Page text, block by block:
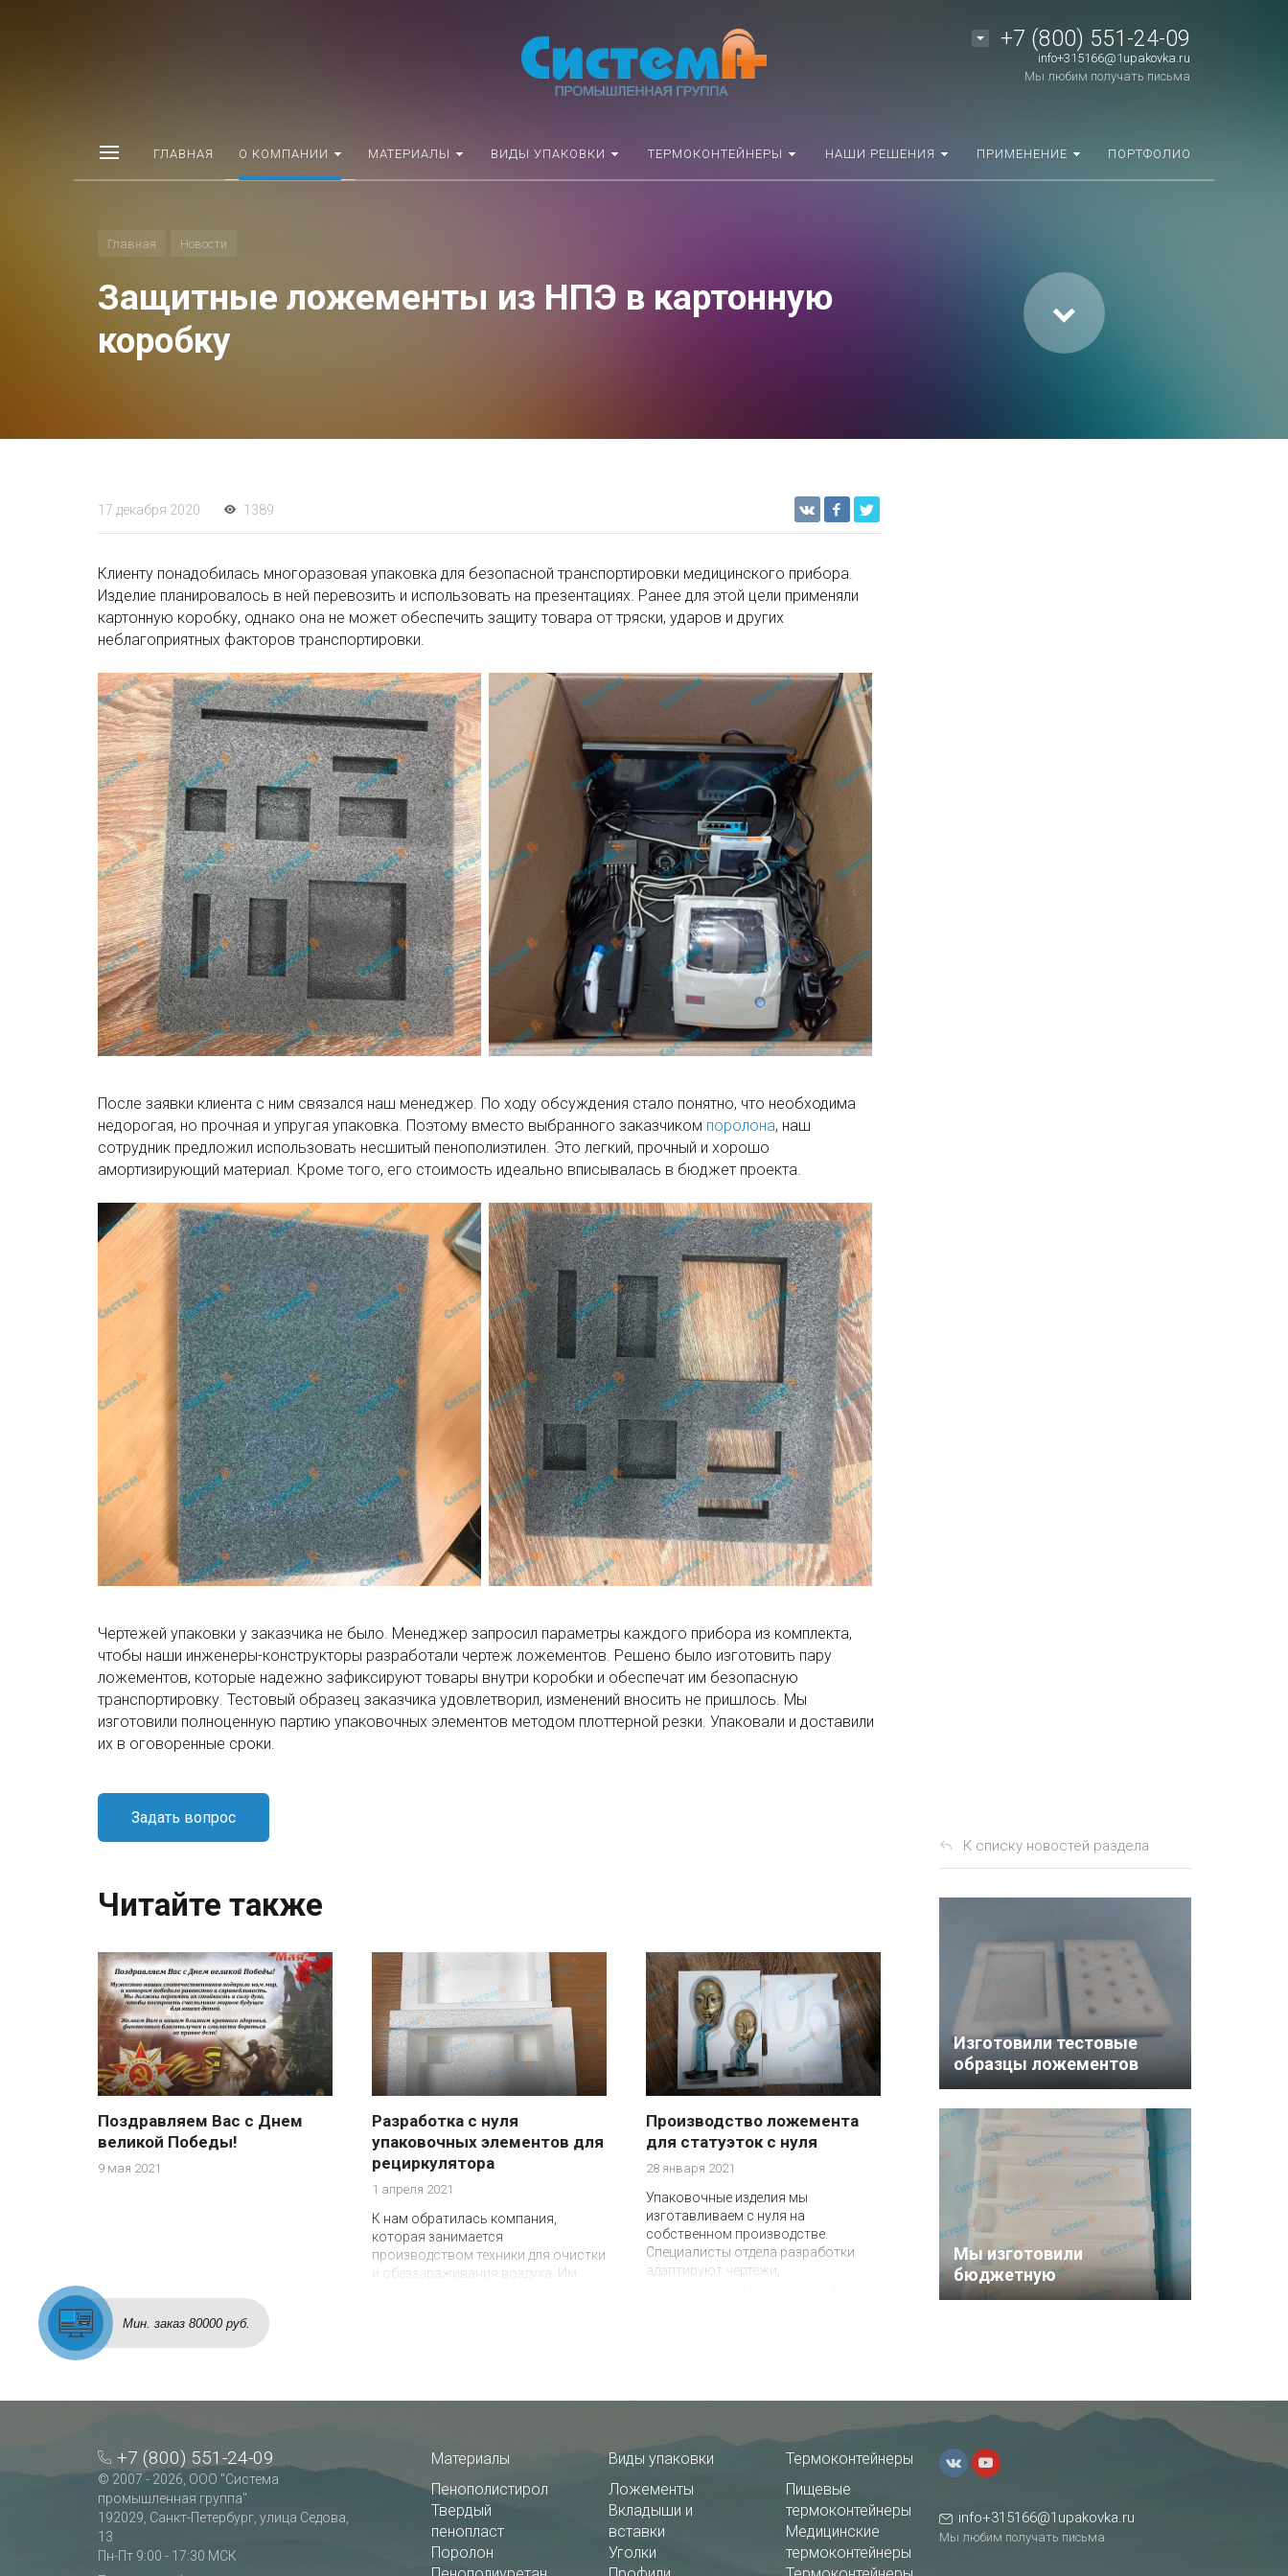
+7 (800) 551-24-09
info+315166@1upakovka.ru
Мы любим получать письма
ГЛАВНАЯ О КОМПАНИИ МАТЕРИАЛЫ ВИДЫ УПАКОВКИ ТЕРМОКОНТЕЙНЕРЫ НАШИ РЕШЕНИЯ ПРИМЕНЕНИЕ ПОРТФОЛИО
Главная Новости
Защитные ложементы из НПЭ в картонную
коробку
К списку новостей раздела
Изготовили тестовые
образцы ложементов
Мы изготовили
бюджетную
транспортную упаковку
17 декабря 2020 1389
Клиенту понадобилась многоразовая упаковка для безопасной транспортировки медицинского прибора.
Изделие планировалось в ней перевозить и использовать на презентациях. Ранее для этой цели применяли
картонную коробку, однако она не может обеспечить защиту товара от тряски, ударов и других
неблагоприятных факторов транспортировки.
После заявки клиента с ним связался наш менеджер. По ходу обсуждения стало понятно, что необходима
недорогая, но прочная и упругая упаковка. Поэтому вместо выбранного заказчиком поролона, наш
сотрудник предложил использовать несшитый пенополиэтилен. Это легкий, прочный и хорошо
амортизирующий материал. Кроме того, его стоимость идеально вписывалась в бюджет проекта.
Чертежей упаковки у заказчика не было. Менеджер запросил параметры каждого прибора из комплекта,
чтобы наши инженеры-конструкторы разработали чертеж ложементов. Решено было изготовить пару
ложементов, которые надежно зафиксируют товары внутри коробки и обеспечат им безопасную
транспортировку. Тестовый образец заказчика удовлетворил, изменений вносить не пришлось. Мы
изготовили полноценную партию упаковочных элементов методом плоттерной резки. Упаковали и доставили
их в оговоренные сроки.
Задать вопрос
Читайте также
Поздравляем Вас с Днем
великой Победы!
9 мая 2021
Разработка с нуля
упаковочных элементов для
рециркулятора
1 апреля 2021
К нам обратилась компания,
которая занимается
производством техники для очистки
и обеззараживания воздуха. Им
всех сторон изолировать от любых
Производство ложемента
для статуэток с нуля
28 января 2021
Упаковочные изделия мы
изготавливаем с нуля на
собственном производстве.
Специалисты отдела разработки
адаптируют чертежи,
ложемент для транспортировки
+7 (800) 551-24-09
© 2007 - 2026, ООО "Система
промышленная группа"
192029, Санкт-Петербург, улица Седова,
13
Пн-Пт 9:00 - 17:30 МСК
Материалы
Пенополистирол
Твердый
пенопласт
Поролон
Виды упаковки
Ложементы
Вкладыши и
вставки
Уголки
Термоконтейнеры
Пищевые
термоконтейнеры
Медицинские
термоконтейнеры
info+315166@1upakovka.ru
Мы любим получать письма
Мин. заказ 80000 руб.